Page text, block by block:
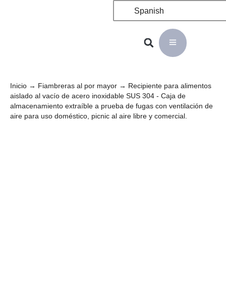
Spanish
Inicio → Fiambreras al por mayor → Recipiente para alimentos
aislado al vacío de acero inoxidable SUS 304 - Caja de
almacenamiento extraíble a prueba de fugas con ventilación de
aire para uso doméstico, picnic al aire libre y comercial.